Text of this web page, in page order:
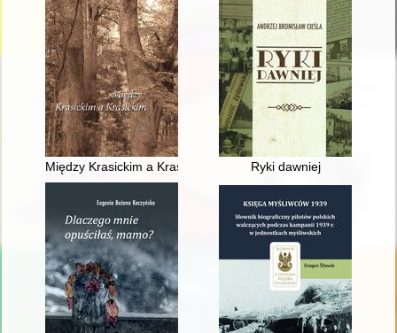
Między Krasickim a Krasickim Ryki dawniej